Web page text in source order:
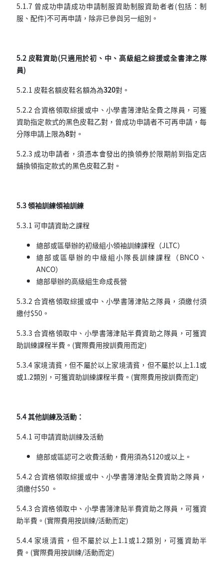
5.1.7 曾成功申請成功申請制服資助制服資助者者(包括：制
服、配件)不可再申請，除非已參與另一組別。
5.2 皮鞋資助(只適用於初、中、高級組之綜援或全書津之隊
員)
5.2.1 皮鞋名額皮鞋名額為為320對。
5.2.2 合資格領取綜援或中、小學書簿津貼全費之隊員，可獲
資助指定款式的黑色皮鞋乙對，曾成功申請者不可再申請，每
分隊申請上限為8對。
5.2.3 成功申請者，須憑本會發出的換領券於限期前到指定店
舖換領指定款式的黑色皮鞋乙對。
5.3 領袖訓練領袖訓練
5.3.1 可申請資助之課程
總部或區舉辦的初級組小領袖訓練課程（JLTC）
總部或區舉辦的中級組小隊長訓練課程（BNCO、
ANCO）
總部舉辦的高級組生命成長營
5.3.2 合資格領取綜援或中、小學書簿津貼之隊員，須繳付須
繳付$50。
5.3.3 合資格領取中、小學書簿津貼半費資助之隊員，可獲資
助訓練課程半費。(實際費用按訓費用而定)
5.3.4 家境清貧，但不屬於以上家境清貧，但不屬於以上1.1或
或1.2類別，可獲資助訓練課程半費。(實際費用按訓費而定)
5.4 其他訓練及活動：
5.4.1 可申請資助訓練及活動
總部或區認可之收費活動，費用須為$120或以上。
5.4.2 合資格領取綜援或中、小學書簿津貼全費資助之隊員，
須繳付$50 。
5.4.3 合資格領取中、小學書簿津貼半費資助之隊員，可獲資
助半費。(實際費用按訓練/活動而定)
5.4.4 家境清貧，但不屬於以上1.1或1.2類別，可獲資助半
費。(實際費用按訓練/活動而定)